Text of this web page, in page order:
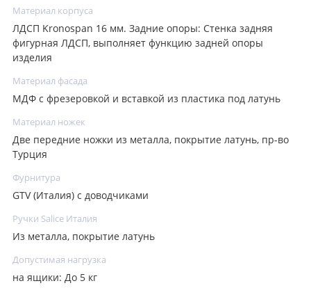
Материал корпуса
ЛДСП Kronospan 16 мм. Задние опоры: Стенка задняя
фигурная ЛДСП, выполняет функцию задней опоры
изделия
Материал фасада
МДФ с фрезеровкой и вставкой из пластика под латунь
Материал ножек
Две передние ножки из металла, покрытие латунь, пр-во
Турция
Фурнитура
GTV (Италия) с доводчиками
Ручки Salice Италия
Из металла, покрытие латунь
Допустимая нагрузка
на ящики: До 5 кг